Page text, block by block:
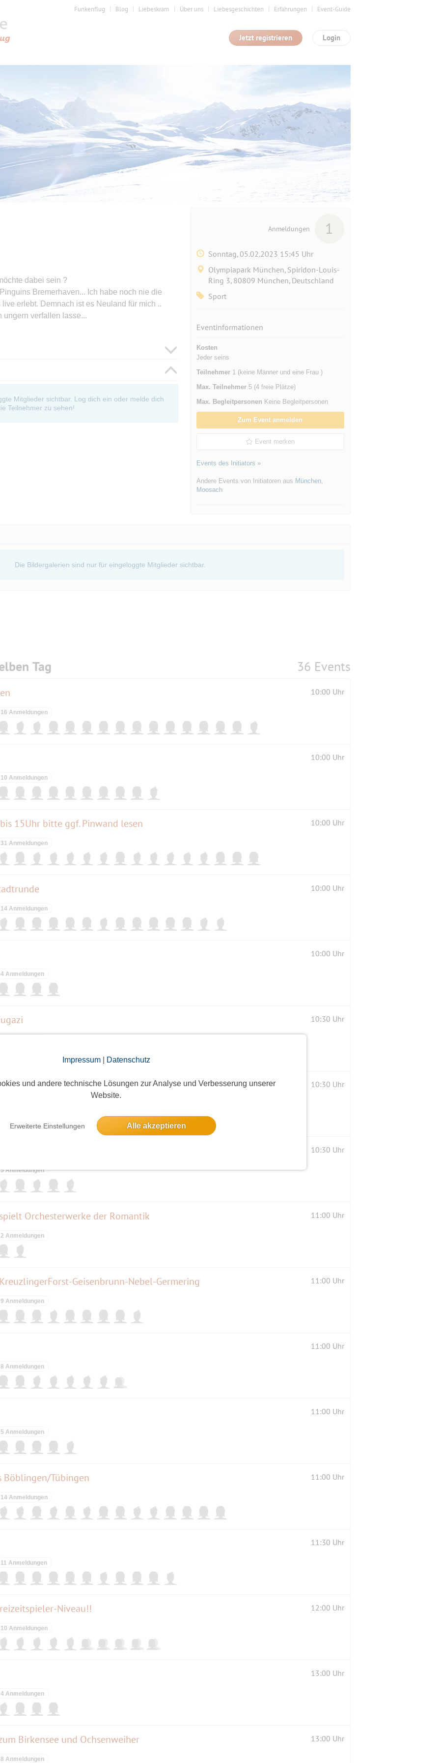
Impressum| Datenschutz
und andere technische Lösungen zur Analyse und Verbesserung unserer
Website.
Erweiterte Einstellungen Alle akzeptieren
Funkenflug Blog Liebeskram Über uns Liebesgeschichten Erfahrungen Event-Guide
Login
Jetzt registrieren
dabei sein ?
Bremerhaven... Ich habe noch nie die
erlebt. Demnach ist es Neuland für mich ..
ungern verfallen lasse...
Mitglieder sichtbar. Log dich ein oder melde dich
Teilnehmer zu sehen!
Anmeldungen 1
Sonntag, 05.02.2023 15:45 Uhr
Olympiapark München, Spiridon-Louis-
Ring 3, 80809 München, Deutschland
Sport
Eventinformationen
Kosten
Jeder seins
Teilnehmer1 (keine Männer und eine Frau )
Max. Teilnehmer5 (4 freie Plätze)
Max. Begleitpersonen Keine Begleitpersonen
Zum Event anmelden
Event merken
Events des Initiators »
Andere Events von Initiatoren aus München,
Moosach
Die Bildergalerien sind nur für eingeloggte Mitglieder sichtbar.
Tag 36 Events
10:00 Uhr
16 Anmeldungen
10:00 Uhr
10 Anmeldungen
15Uhr bitte ggf. Pinwand lesen 10:00 Uhr
31 Anmeldungen
10:00 Uhr
14 Anmeldungen
10:00 Uhr
4 Anmeldungen
10:30 Uhr
10:30 Uhr
10:30 Uhr
5 Anmeldungen
Orchesterwerke der Romantik 11:00 Uhr
2 Anmeldungen
Geisenbrunn-Nebel-Germering 11:00 Uhr
9 Anmeldungen
11:00 Uhr
8 Anmeldungen
11:00 Uhr
5 Anmeldungen
Böblingen/Tübingen 11:00 Uhr
14 Anmeldungen
11:30 Uhr
11 Anmeldungen
Niveau!! 12:00 Uhr
10 Anmeldungen
13:00 Uhr
4 Anmeldungen
Birkensee und Ochsenweiher 13:00 Uhr
8 Anmeldungen